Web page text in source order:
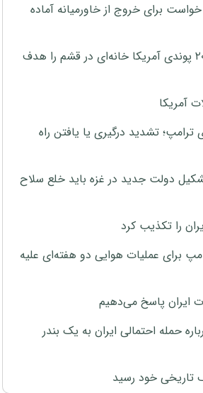
برای خروج از خاورمیانه آماده
نیویورک‌تایمز: بمب ۲۰۰۰ پوندی آمریکا خانه‌ای در قشم را هدف
آمریکا
تشدید درگیری یا یافتن راه
دولت جدید در غزه باید خلع سلاح
را تکذیب کرد
برای عملیات هوایی دو هفته‌ای علیه
ایران پاسخ می‌دهیم
حمله احتمالی ایران به یک بندر
تاریخی خود رسید